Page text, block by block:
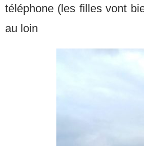
téléphone (les filles vont
au loin